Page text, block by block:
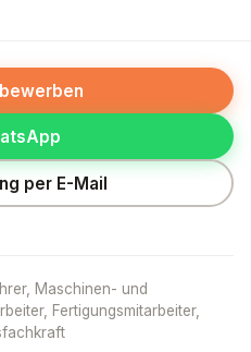
per E-Mail
Maschinen- und
Fertigungsmitarbeiter,